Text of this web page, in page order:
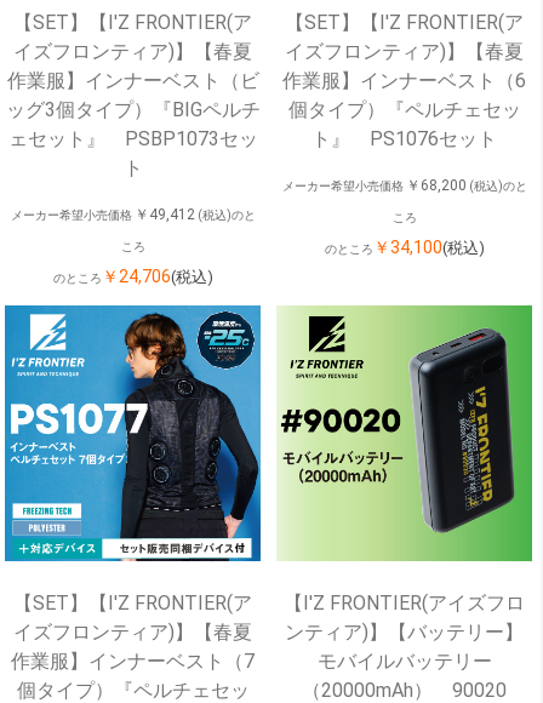
【SET】【I'Z FRONTIER(ア
イズフロンティア)】【春夏
作業服】インナーベスト（ビ
ッグ3個タイプ）『BIGペルチ
ェセット』 PSBP1073セッ
ト
メーカー希望小売価格 ￥49,412 (税込)のと
ころ
のところ ￥24,706(税込)
【SET】【I'Z FRONTIER(ア
イズフロンティア)】【春夏
作業服】インナーベスト（6
個タイプ）『ペルチェセッ
ト』 PS1076セット
メーカー希望小売価格 ￥68,200 (税込)のと
ころ
のところ ￥34,100(税込)
【SET】【I'Z FRONTIER(ア
イズフロンティア)】【春夏
作業服】インナーベスト（7
個タイプ）『ペルチェセッ
【I'Z FRONTIER(アイズフロ
ンティア)】【バッテリー】
モバイルバッテリー
（20000mAh） 90020